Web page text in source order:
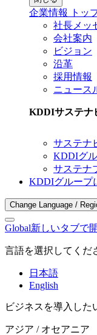
企業情報 トッ
社長メッ
会社案内
ビジョン
沿革
採用情報
ニュース
KDDIサステナ
サステナ
KDDIグ
サステナ
KDDIグループ
Change Language /
Global新しいタブで
言語を選択してくだ
日本語
English
ビジネスを導入した
アジア / オセアニア